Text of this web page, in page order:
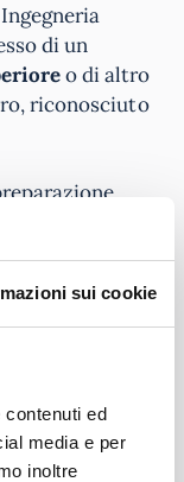
sui cookie
ed
media e per
inoltre
di un
o di altro
riconosciuto
lingua inglese
avverrà
Obblighi
assolti